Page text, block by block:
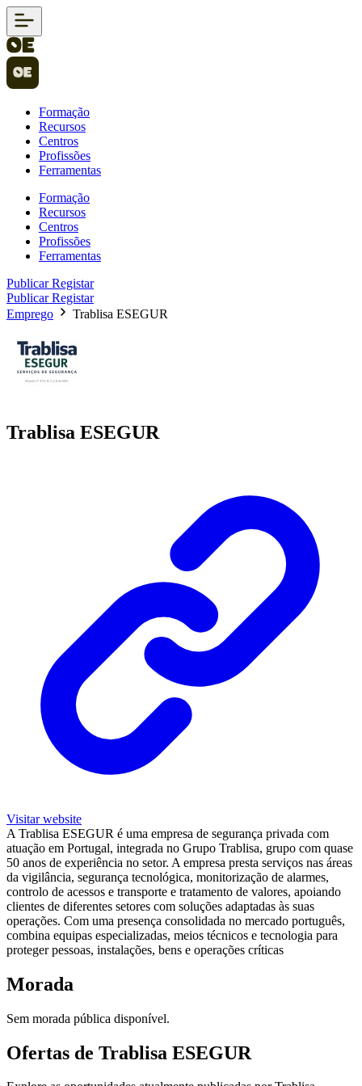
Formação
Recursos
Centros
Profissões
Ferramentas
Formação
Recursos
Centros
Profissões
Ferramentas
PublicarRegistar
PublicarRegistar
Emprego
Trablisa ESEGUR
Trablisa ESEGUR
Visitar website
A Trablisa ESEGUR é uma empresa de segurança privada com
atuação em Portugal, integrada no Grupo Trablisa, grupo com quase
50 anos de experiência no setor. A empresa presta serviços nas áreas
da vigilância, segurança tecnológica, monitorização de alarmes,
controlo de acessos e transporte e tratamento de valores, apoiando
clientes de diferentes setores com soluções adaptadas às suas
operações. Com uma presença consolidada no mercado português,
combina equipas especializadas, meios técnicos e tecnologia para
proteger pessoas, instalações, bens e operações críticas
Morada
Sem morada pública disponível.
Ofertas de Trablisa ESEGUR